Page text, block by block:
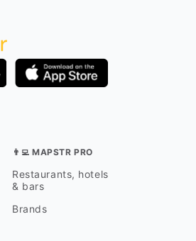
👨‍💻 MAPSTR PRO
Restaurants, hotels
& bars
Brands